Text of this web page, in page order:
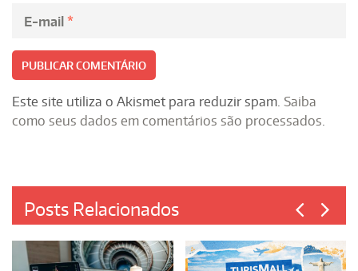
E-mail *
Este site utiliza o Akismet para reduzir spam. Saiba
como seus dados em comentários são processados
Posts Relacionados